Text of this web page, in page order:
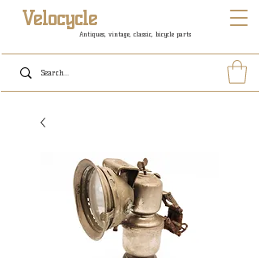
Antiques, vintage, classic, bicycle parts
Velocycle